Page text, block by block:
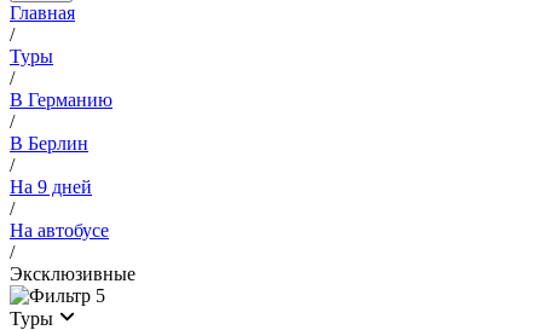
Главная
/
Туры
/
В Германию
/
В Берлин
/
На 9 дней
/
На автобусе
/
Эксклюзивные
5
Туры